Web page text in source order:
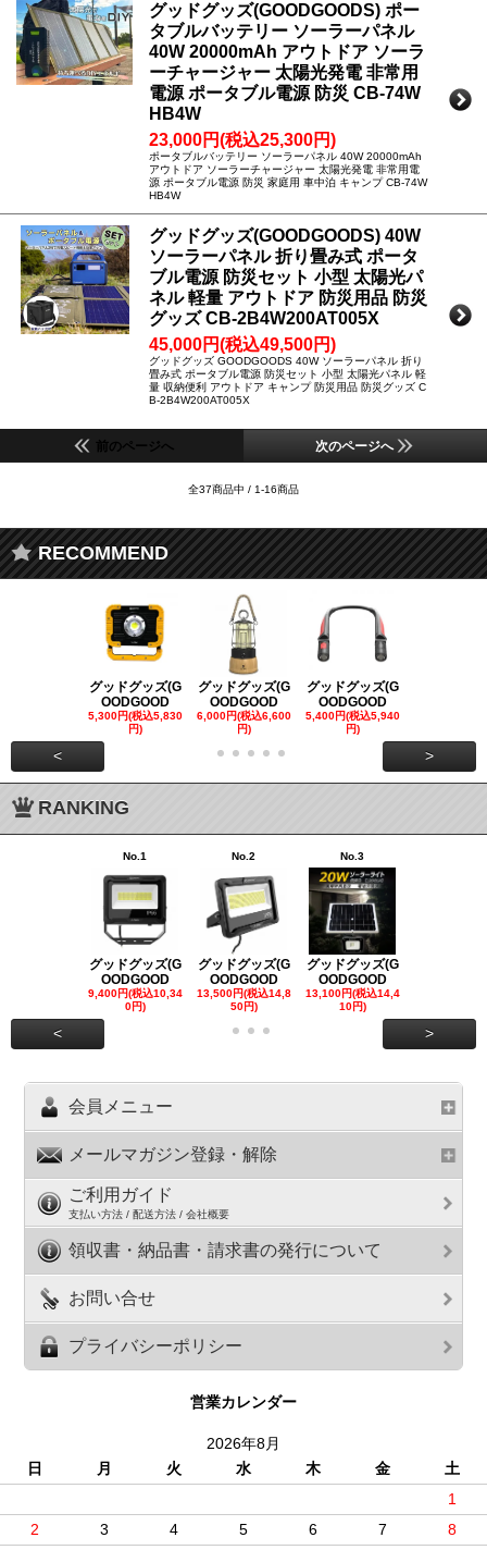
グッドグッズ(GOODGOODS) ポー
タブルバッテリー ソーラーパネル
40W 20000mAh アウトドア ソーラ
ーチャージャー 太陽光発電 非常用
電源 ポータブル電源 防災 CB-74W
HB4W
23,000円(税込25,300円)
ポータブルバッテリー ソーラーパネル 40W 20000mAh
アウトドア ソーラーチャージャー 太陽光発電 非常用電
源 ポータブル電源 防災 家庭用 車中泊 キャンプ CB-74W
HB4W
グッドグッズ(GOODGOODS) 40W
ソーラーパネル 折り畳み式 ポータ
ブル電源 防災セット 小型 太陽光パ
ネル 軽量 アウトドア 防災用品 防災
グッズ CB-2B4W200AT005X
45,000円(税込49,500円)
グッドグッズ GOODGOODS 40W ソーラーパネル 折り
畳み式 ポータブル電源 防災セット 小型 太陽光パネル 軽
量 収納便利 アウトドア キャンプ 防災用品 防災グッズ C
B-2B4W200AT005X
前のページへ 次のページへ
全37商品中 / 1-16商品
RECOMMEND
グッドグッズ(G
OODGOOD
5,300円(税込5,830
円)
グッドグッズ(G
OODGOOD
6,000円(税込6,600
円)
グッドグッズ(G
OODGOOD
5,400円(税込5,940
円)
< >
RANKING
No.1
グッドグッズ(G
OODGOOD
9,400円(税込10,34
0円)
No.2
グッドグッズ(G
OODGOOD
13,500円(税込14,8
50円)
No.3
グッドグッズ(G
OODGOOD
13,100円(税込14,4
10円)
< >
会員メニュー
メールマガジン登録・解除
ご利用ガイド
支払い方法 / 配送方法 / 会社概要
領収書・納品書・請求書の発行について
お問い合せ
プライバシーポリシー
営業カレンダー
2026年8月
日
月 火 水 木 金
土
1
2
3 4 5 6 7 8